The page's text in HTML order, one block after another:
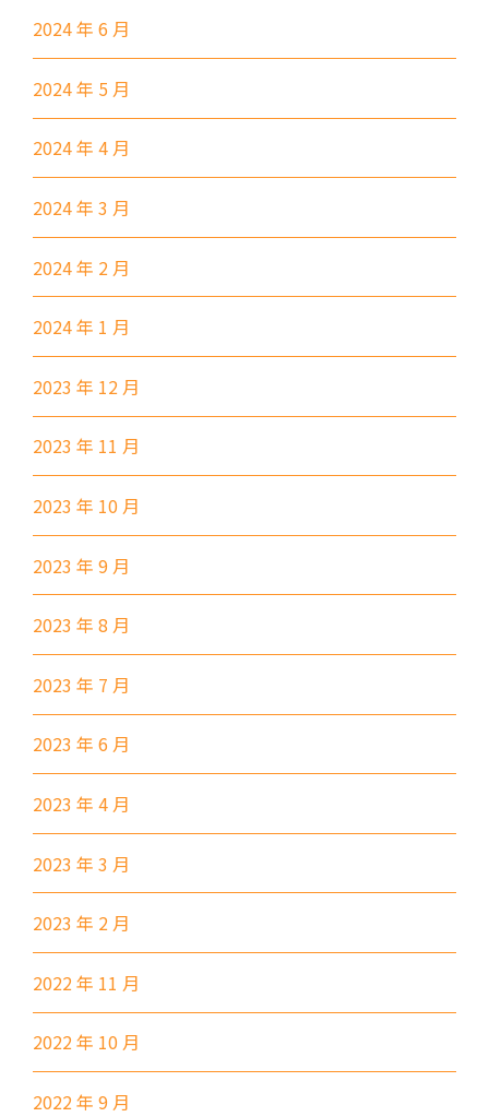
出口
前往方法
葵興分校
港鐵
巴士
30, 31M, 32M, 33A, 34, 36A,
87M, 89, 89A, 89B, 89M, 94,
保姆車1
前往方法
葵景分校
港鐵
38, 38A, 40, 40X, 43, 43A, 44M,
59A, 60, 61M, 66, 67M, 68A,
265M, 269M, 935, A31, E32
小巴
保姆車1
葵涌村,葵芳村,葵盛邨, 梨木樹,
前往方法
2024 年 6 月
2024 年 5 月
2024 年 4 月
2024 年 3 月
2024 年 2 月
2024 年 1 月
2023 年 12 月
2023 年 11 月
2023 年 10 月
2023 年 9 月
2023 年 8 月
2023 年 7 月
2023 年 6 月
2023 年 4 月
2023 年 3 月
2023 年 2 月
2022 年 11 月
2022 年 10 月
2022 年 9 月